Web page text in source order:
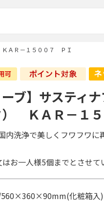
ＫＡＲ－１５００７ ＰＩ
ーブ】サスティ
） ＫＡＲ－１
内洗浄で美しくフワフワに
お一人様5個までとさせて
化粧箱